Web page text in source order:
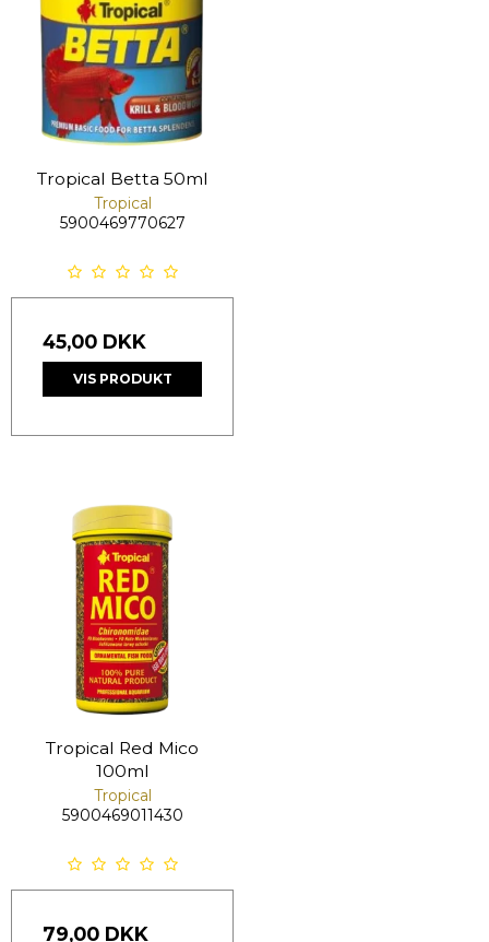
Tropical Betta 50ml
Tropical
5900469770627
45,00 DKK
VIS PRODUKT
Tropical Red Mico
100ml
Tropical
5900469011430
79,00 DKK